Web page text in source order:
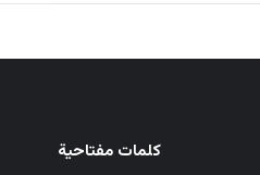
كلمات مفتاحية